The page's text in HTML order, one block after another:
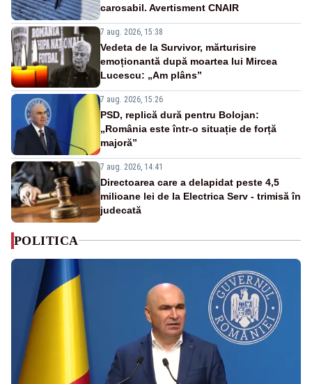
carosabil. Avertisment CNAIR
7 aug. 2026, 15:38
Vedeta de la Survivor, mărturisire
emoționantă după moartea lui Mircea
Lucescu: „Am plâns”
7 aug. 2026, 15:26
PSD, replică dură pentru Bolojan:
„România este într-o situație de forță
majoră”
7 aug. 2026, 14:41
Directoarea care a delapidat peste 4,5
milioane lei de la Electrica Serv - trimisă în
judecată
POLITICA